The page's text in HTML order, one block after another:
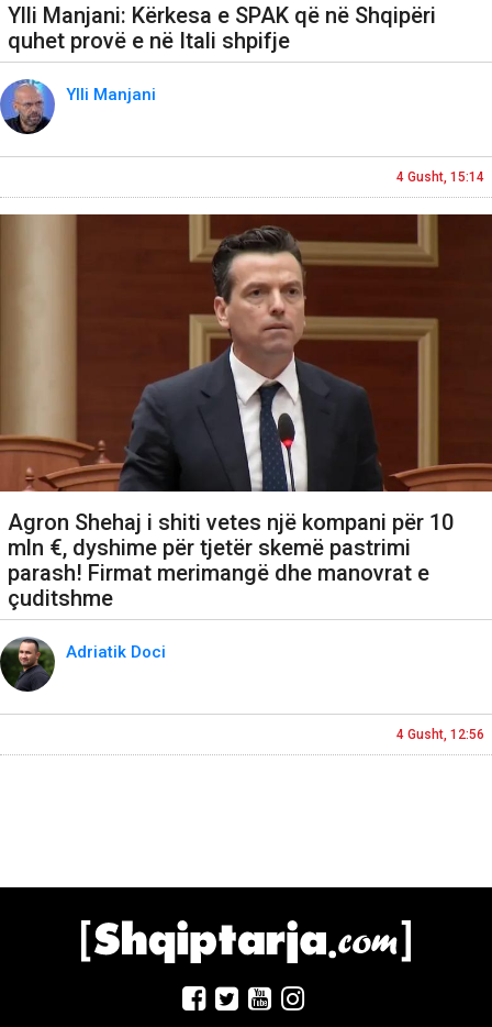
Ylli Manjani: Kërkesa e SPAK që në Shqipëri
quhet provë e në Itali shpifje
Ylli Manjani
4 Gusht, 15:14
Agron Shehaj i shiti vetes një kompani për 10
mln €, dyshime për tjetër skemë pastrimi
parash! Firmat merimangë dhe manovrat e
çuditshme
Adriatik Doci
4 Gusht, 12:56